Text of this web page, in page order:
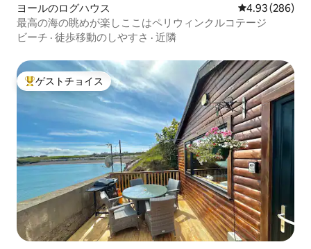
ヨールのログハウス レビュー286
4.93 (286)
最高の海の眺めが楽しここはペリウィンクルコテージ
ビーチ · 徒歩移動のしやすさ · 近隣
大好評のゲストチョイスです。
ゲストチョイス